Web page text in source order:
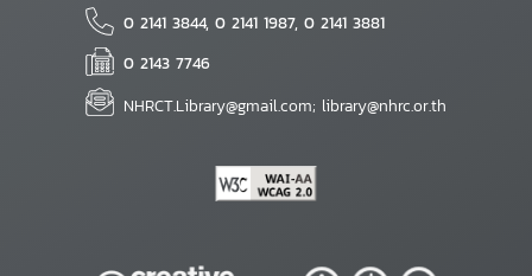
0 2141 3844, 0 2141 1987, 0 2141 3881
0 2143 7746
NHRCT.Library@gmail.com; library@nhrc.or.th